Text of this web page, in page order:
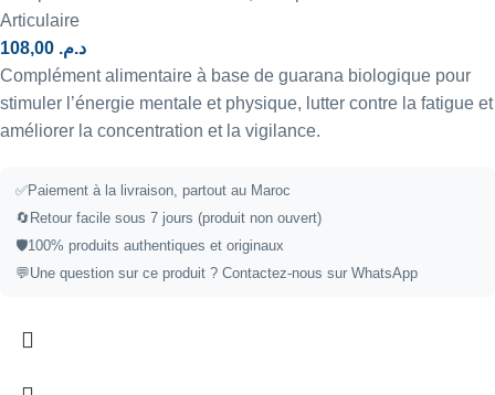
Articulaire
د.م.
Complément alimentaire à base de guarana biologique pour
stimuler l’énergie mentale et physique, lutter contre la fatigue et
améliorer la concentration et la vigilance.
✅Paiement à la livraison, partout au Maroc
🔄 Retour facile sous 7 jours (produit non ouvert)
🛡️100% produits authentiques et originaux
💬Une question sur ce produit ? Contactez-nous sur WhatsApp